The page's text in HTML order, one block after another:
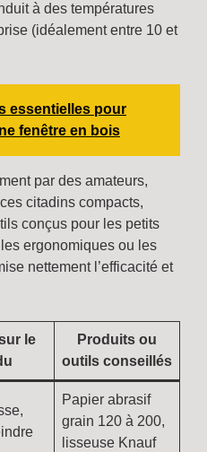
à des températures
(idéalement entre 10 et
essentielles pour
fenêtre en bois
par des amateurs,
citadins compacts,
conçus pour les petits
ergonomiques ou les
nettement l’efficacité et
le
Produits ou
outils conseillés
Papier abrasif
grain 120 à 200,
lisseuse Knauf